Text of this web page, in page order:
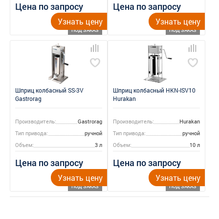
Цена по запросу
ПОД ЗАКАЗ
Узнать цену
Цена по запросу
ПОД ЗАКАЗ
Узнать цену
Шприц колбасный SS-3V
Gastrorag
Производитель:
Gastrorag
Тип привода:
ручной
Объем:
3 л
Цена по запросу
ПОД ЗАКАЗ
Узнать цену
Шприц колбасный HKN-ISV10
Hurakan
Производитель:
Hurakan
Тип привода:
ручной
Объем:
10 л
Цена по запросу
ПОД ЗАКАЗ
Узнать цену